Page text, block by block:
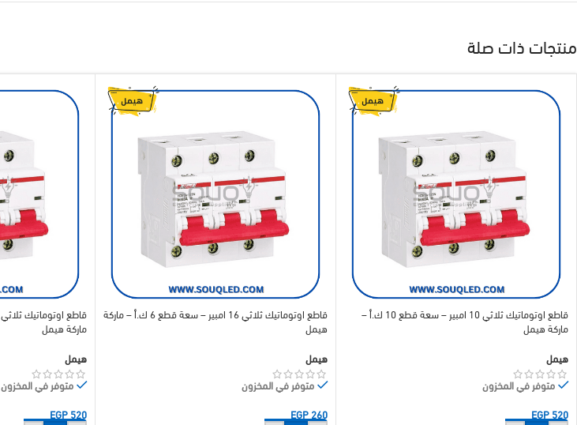
منتجات ذات صلة
قاطع اوتوماتيك ثلاثي 10 امبير – سعة قطع 10 ك.أ –
ماركة هيمل
هيمل
متوفر في المخزون
EGP520
قاطع اوتوماتيك ثلاثي 16 امبير – سعة قطع 6 ك.أ – ماركة
هيمل
هيمل
متوفر في المخزون
EGP260
ماركة هيمل
هيمل
متوفر في المخزون
EGP520